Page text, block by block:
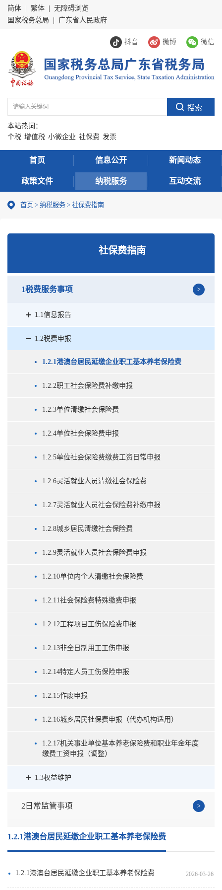
简体 繁体
无障碍浏览
国家税务总局
广东省人民政府
抖音 微博 微信
本站热词：
个税 增值税 小微企业 社保费 发票
首页 信息公开 新闻动态
政策文件 纳税服务 互动交流
首页 > 纳税服务 > 社保费指南
社保费指南
1税费服务事项
1.1信息报告
1.2税费申报
1.2.1港澳台居民延缴企业职工基本养老保险费
1.2.2职工社会保险费补缴申报
1.2.3单位清缴社会保险费
1.2.4单位社会保险费申报
1.2.5单位社会保险费缴费工资日常申报
1.2.6灵活就业人员清缴社会保险费
1.2.7灵活就业人员社会保险费补缴申报
1.2.8城乡居民清缴社会保险费
1.2.9灵活就业人员社会保险费申报
1.2.10单位内个人清缴社会保险费
1.2.11社会保险费特殊缴费申报
1.2.12工程项目工伤保险费申报
1.2.13非全日制用工工伤申报
1.2.14特定人员工伤保险申报
1.2.15作废申报
1.2.16城乡居民社保费申报（代办机构适用）
1.2.17机关事业单位基本养老保险费和职业年金年度
缴费工资申报（调整）
1.3权益维护
2日常监管事项
1.2.1港澳台居民延缴企业职工基本养老保险费
1.2.1港澳台居民延缴企业职工基本养老保险费 2026-03-26